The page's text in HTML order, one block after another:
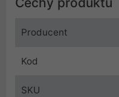
Producent
Kod
SKU